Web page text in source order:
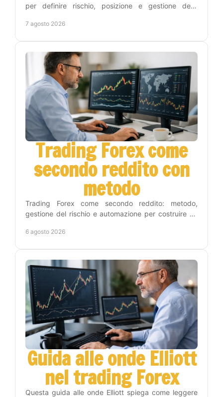
per definire rischio, posizione e gestione delle
7 agosto 2026
Trading Forex come
secondo reddito con
metodo
Trading Forex come secondo reddito: metodo,
gestione del rischio e automazione per costruire un
giorno.
6 agosto 2026
Guida alle onde Elliott
nel trading Forex
Questa guida alle onde Elliott spiega come leggere